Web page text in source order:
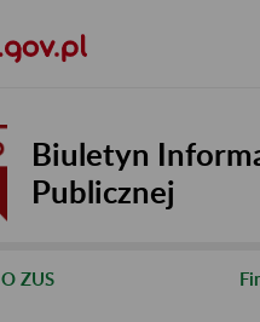
Biuletyn
Publicznej
O ZUS